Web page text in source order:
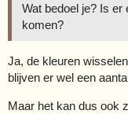
Wat bedoel je? Is
komen?
Ja, de kleuren
blijven er wel een
Maar het kan dus ook